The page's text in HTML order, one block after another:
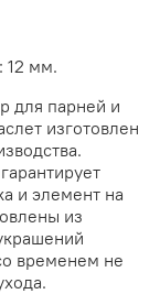
12 мм.
для парней и
изготовлен
и элемент на
из
временем не